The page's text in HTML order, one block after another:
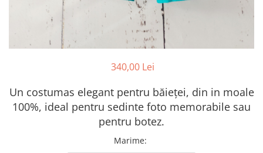
340,00 Lei
Un costumas elegant pentru băieței, din in moale
100%, ideal pentru sedinte foto memorabile sau
pentru botez.
Marime: